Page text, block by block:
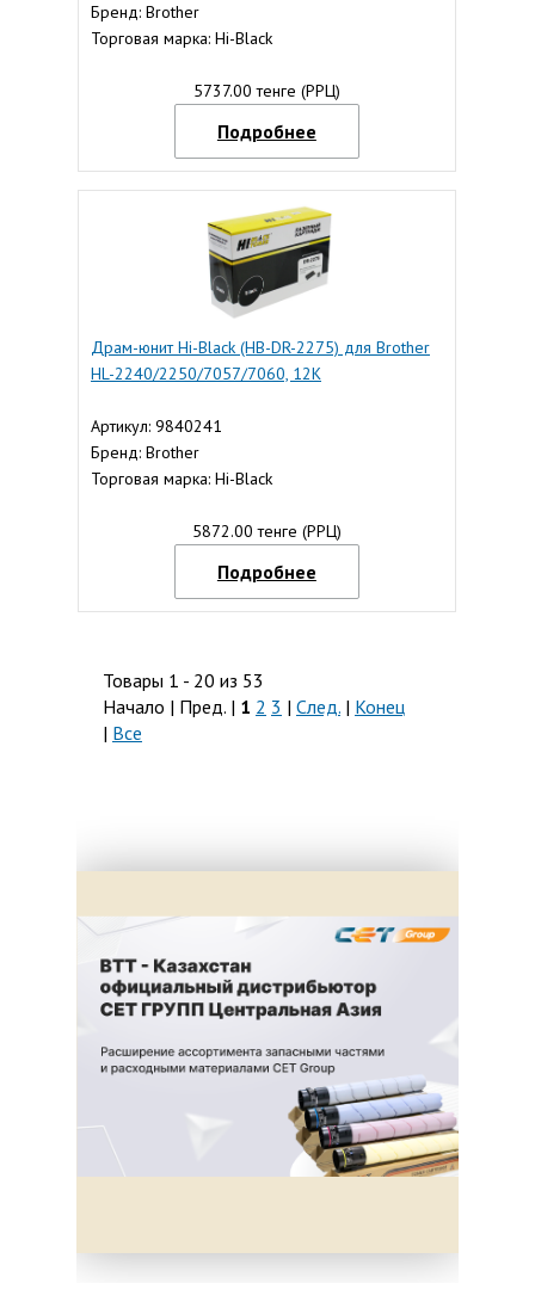
Бренд: Brother
Торговая марка: Hi-Black
5737.00 тенге (РРЦ)
Подробнее
Драм-юнит Hi-Black (HB-DR-2275) для Brother
HL-2240/2250/7057/7060, 12K
Артикул: 9840241
Бренд: Brother
Торговая марка: Hi-Black
5872.00 тенге (РРЦ)
Подробнее
Товары 1 - 20 из 53
Начало | Пред. | 1 2 3 | След. | Конец
| Все